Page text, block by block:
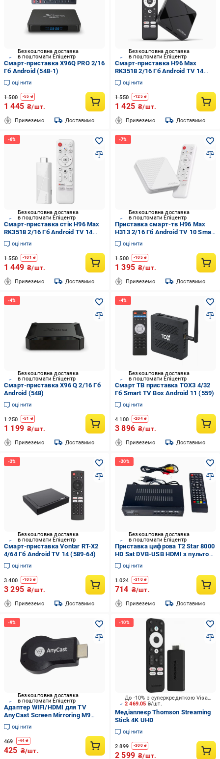
Безкоштовна доставка
в поштомати Епіцентр
Смарт-приставка X96Q PRO 2/16
Гб Android (548-1)
оцінити
1 500 -55 ₴
1 445 ₴/шт.
Привеземо Доставимо
Безкоштовна доставка
в поштомати Епіцентр
Смарт-приставка H96 Max
RK3518 2/16 Гб Android TV 14
(591-B-16)
оцінити
1 550 -125₴
1 425 ₴/шт.
Привеземо Доставимо
Безкоштовна доставка
в поштомати Епіцентр
Смарт-приставка стік H96 Max
RK3518 2/16 Гб Android TV 14
(591-S)
оцінити
1 550 -101 ₴
1 449 ₴/шт.
Привеземо Доставимо
Безкоштовна доставка
в поштомати Епіцентр
Приставка смарт-тв H96 Max
H313 2/16 Гб Android TV 10 Smart
Box (578)
оцінити
1 500 -105₴
1 395 ₴/шт.
Привеземо Доставимо
Безкоштовна доставка
в поштомати Епіцентр
Смарт-приставка X96 Q 2/16 Гб
Android (548)
оцінити
1 250 -51 ₴
1 199 ₴/шт.
Привеземо Доставимо
Безкоштовна доставка
в поштомати Епіцентр
Смарт ТВ приставка TOX3 4/32
Гб Smart TV Box Android 11 (559)
оцінити
4 100 -204₴
3 896 ₴/шт.
Привеземо Доставимо
Безкоштовна доставка
в поштомати Епіцентр
Смарт-приставка Vontar RT-X2
4/64 Гб Android TV 14 (589-64)
оцінити
3 400 -105₴
3 295 ₴/шт.
Привеземо Доставимо
Безкоштовна доставка
в поштомати Епіцентр
Приставка цифрова T2 Star 8000
HD Sat DVB-USB HDMI з пультом
Чорний (2390000007)
оцінити
1 024 -310₴
714 ₴/шт.
Привеземо Доставимо
Безкоштовна доставка
в поштомати Епіцентр
Адаптер WIFI/HDMI для TV
AnyCast Screen Mirroring M9
кнопка ззаду (1009654-Black-2)
оцінити
469 -44 ₴
425 ₴/шт.
2 469.05 ₴/шт.
До -10% з суперкредиткою Visa Вигода
Медіаплеєр Thomson Streaming
Stick 4K UHD
оцінити
2 899 -300₴
2 599 ₴/шт.